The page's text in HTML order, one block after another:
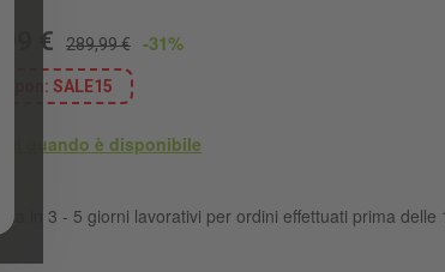
€ 289,99 € -31%
SALE15
quando è disponibile
in 3 - 5 giorni lavorativi per ordini effettuati prima delle